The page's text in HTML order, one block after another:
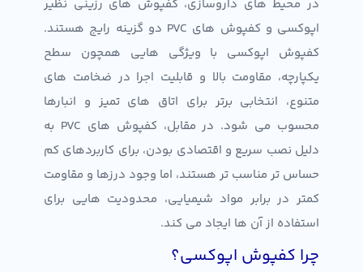
در محیط های داروسازی، کفپوش های رزینی نظیر
اپوکسی و کفپوش های PVC دو گزینه رایج هستند.
کفپوش اپوکسی با ویژگی هایی همچون سطح
یکپارچه، مقاومت بالا و قابلیت اجرا در ضخامت های
متنوع، انتخابی برتر برای اتاق های تمیز و انبارها
محسوب می شود. در مقابل، کفپوش های PVC به
دلیل نصب سریع و اقتصادی بودن، برای کاربردهای کم
حساس تر مناسب تر هستند، اما وجود درزها و مقاومت
کمتر در برابر مواد شیمیایی، محدودیت هایی برای
استفاده از آن ها ایجاد می کند.
چرا کفپوش اپوکسی؟